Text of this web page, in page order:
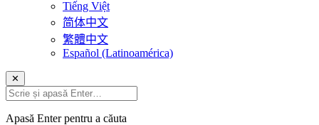
Tiếng Việt
简体中文
繁體中文
Español (Latinoamérica)
✕
Apasă Enter pentru a căuta